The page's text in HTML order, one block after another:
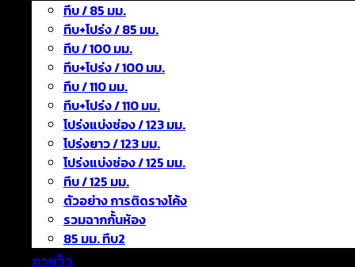
ทึบ / 85 มม.
ทึบ+โปร่ง / 85 มม.
ทึบ / 100 มม.
ทึบ+โปร่ง / 100 มม.
ทึบ / 110 มม.
ทึบ+โปร่ง / 110 มม.
โปร่งแบ่งช่อง / 123 มม.
โปร่งยาว / 123 มม.
โปร่งแบ่งช่อง / 125 มม.
ทึบ / 125 มม.
ตัวอย่าง การติดรางโค้ง
รวมฉากกั้นห้อง
85 มม. ทึบ2
ภาพวิว